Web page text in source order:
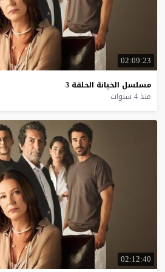
02:09:23
مسلسل الخيانة الحلقة 3
منذ 4 سنوات
02:12:40